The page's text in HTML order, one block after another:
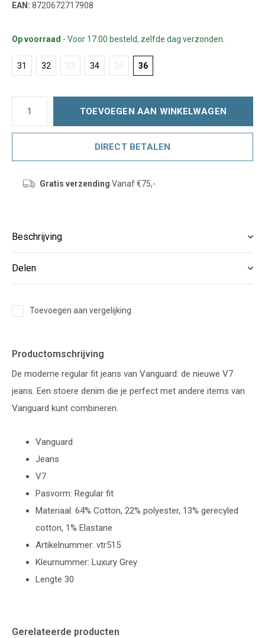
EAN: 8720672717908
Op voorraad - Voor 17:00 besteld, zelfde dag verzonden.
31 32 33 34 35 36
TOEVOEGEN AAN WINKELWAGEN
DIRECT BETALEN
Gratis verzending Vanaf €75,-
Beschrijving
Delen
Toevoegen aan vergelijking
Productomschrijving
De moderne regular fit jeans van Vanguard: de nieuwe V7
jeans. Een stoere denim die je perfect met andere items van
Vanguard kunt combineren.
Vanguard
Jeans
V7
Pasvorm: Regular fit
Materiaal: 64% Cotton, 22% polyester, 13% gerecyled
cotton, 1% Elastane
Artikelnummer: vtr515
Kleurnummer: Luxury Grey
Lengte 30
Gerelateerde producten